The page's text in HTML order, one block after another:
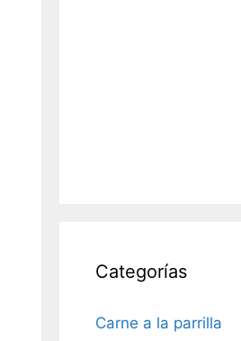
Categorías
Carne a la parrilla